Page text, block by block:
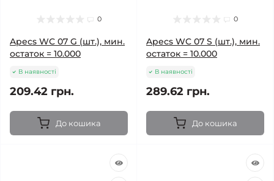
0
Apecs WC 07 G (шт.), мин.
остаток = 10.000
В наявності
209.42 грн.
До кошика
0
Apecs WC 07 S (шт.), мин.
остаток = 10.000
В наявності
289.62 грн.
До кошика